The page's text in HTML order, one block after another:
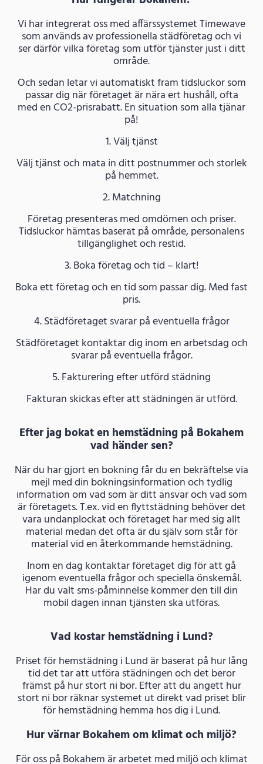
Vi har integrerat oss med affärssystemet Timewave
som används av professionella städföretag och vi
ser därför vilka företag som utför tjänster just i ditt
område.
Och sedan letar vi automatiskt fram tidsluckor som
passar dig när företaget är nära ert hushåll, ofta
med en CO2-prisrabatt. En situation som alla tjänar
på!
1. Välj tjänst
Välj tjänst och mata in ditt postnummer och storlek
på hemmet.
2. Matchning
Företag presenteras med omdömen och priser.
Tidsluckor hämtas baserat på område, personalens
tillgänglighet och restid.
3. Boka företag och tid – klart!
Boka ett företag och en tid som passar dig. Med fast
pris.
4. Städföretaget svarar på eventuella frågor
Städföretaget kontaktar dig inom en arbetsdag och
svarar på eventuella frågor.
5. Fakturering efter utförd städning
Fakturan skickas efter att städningen är utförd.
Efter jag bokat en hemstädning på Bokahem
vad händer sen?
När du har gjort en bokning får du en bekräftelse via
mejl med din bokningsinformation och tydlig
information om vad som är ditt ansvar och vad som
är företagets. T.ex. vid en flyttstädning behöver det
vara undanplockat och företaget har med sig allt
material medan det ofta är du själv som står för
material vid en återkommande hemstädning.
Inom en dag kontaktar företaget dig för att gå
igenom eventuella frågor och speciella önskemål.
Har du valt sms-påminnelse kommer den till din
mobil dagen innan tjänsten ska utföras.
Vad kostar hemstädning i Lund?
Priset för hemstädning i Lund är baserat på hur lång
tid det tar att utföra städningen och det beror
främst på hur stort ni bor. Efter att du angett hur
stort ni bor räknar systemet ut direkt vad priset blir
för hemstädning hemma hos dig i Lund.
Hur värnar Bokahem om klimat och miljö?
För oss på Bokahem är arbetet med miljö och klimat